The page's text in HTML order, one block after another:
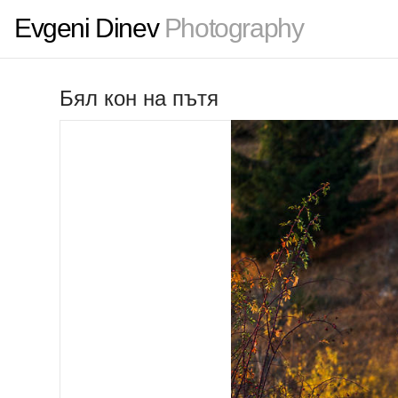
Evgeni DinevPhotography
Бял кон на пътя